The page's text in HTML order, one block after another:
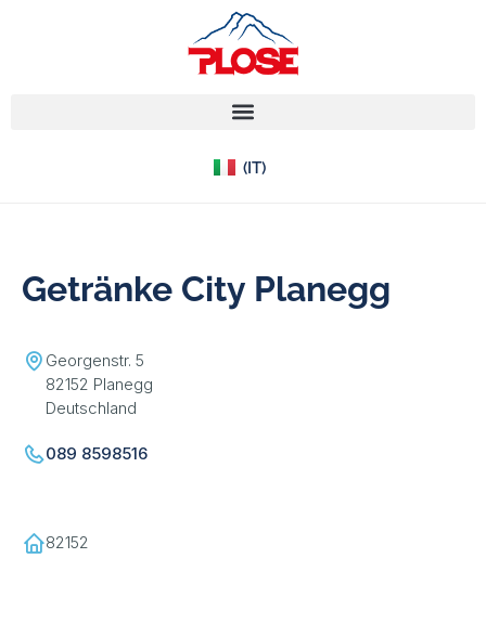
(IT)
(EN)
(DE)
Getränke City Planegg
Georgenstr. 5
82152 Planegg
Deutschland
089 8598516
82152